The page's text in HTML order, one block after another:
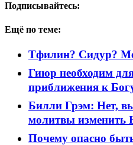
Подписывайтесь:
Ещё по теме:
Тфилин? Сидур?
Гиюр необходим
приближения к
Билли Грэм: Нет,
молитвы изменить
Почему опасно